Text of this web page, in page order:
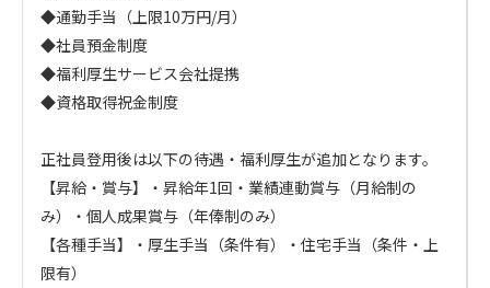
◆通勤手当（上限10万円/月）
◆社員預金制度
◆福利厚生サービス会社提携
◆資格取得祝金制度
正社員登用後は以下の待遇・福利厚生が追加となります。
【昇給・賞与】・昇給年1回・業績連動賞与（月給制の
み）・個人成果賞与（年俸制のみ）
【各種手当】・厚生手当（条件有）・住宅手当（条件・上
限有）